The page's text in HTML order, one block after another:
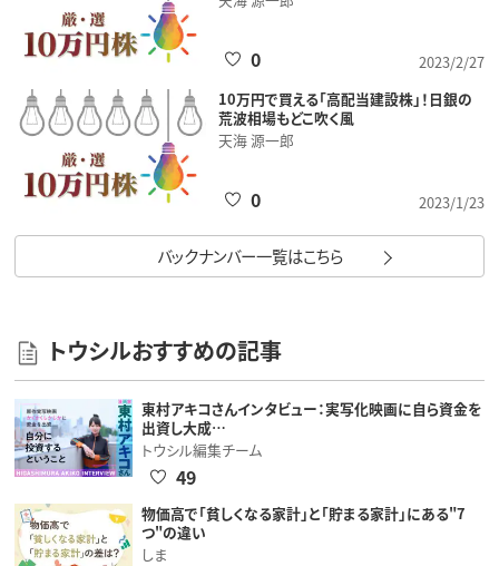
2023/2/27
0
10万円で買える「高配当建設株」！日銀の
荒波相場もどこ吹く風
天海 源一郎
2023/1/23
0
バックナンバー一覧はこちら
トウシルおすすめの記事
東村アキコさんインタビュー：実写化映画に自ら資金を
出資し大成…
トウシル編集チーム
49
物価高で「貧しくなる家計」と「貯まる家計」にある"7
つ"の違い
しま